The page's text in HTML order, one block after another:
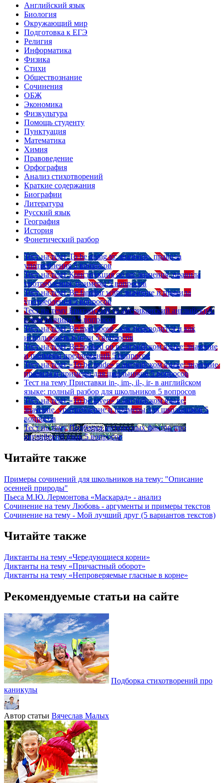
Английский язык
Биология
Окружающий мир
Подготовка к ЕГЭ
Религия
Информатика
Физика
Стихи
Обществознание
Сочинения
ОБЖ
Экономика
Физкультура
Помощь студенту
Пунктуация
Математика
Химия
Правоведение
Орфография
Анализ стихотворений
Краткие содержания
Биографии
Литература
Русский язык
География
История
Фонетический разбор
Тест на тему To be going to: значение, правила
употребления 5 вопросов
Тест на тему Конструкция go on: значения, правила
употребления, примеры 5 вопросов
Тест на тему Be familiar with: значение и правила
употребления 5 вопросов
Тест на тему Британский vs американский английский:
в чем разница? 5 вопросов
Тест на тему Be mad about - как переводится и как
использовать в речи 5 вопросов
Тест на тему Be hooked on в английском языке: значение
и примеры предложений 5 вопросов
Тест на тему «To be made» в английском языке: значение,
правила и примеры для школьников 5 вопросов
Тест на тему Приставки in-, im-, il-, ir- в английском
языке: полный разбор для школьников 5 вопросов
Тест на тему «To be given» в английском языке:
значение, употребление и примеры для школьников 5
вопросов
Тест на тему Подборка интересных фактов про
английский язык 5 вопросов
Читайте также
Примеры сочинений для школьников на тему: "Описание
осенней природы"
Пьеса М.Ю. Лермонтова «Маскарад» - анализ
Сочинение на тему Любовь - аргументы и примеры текстов
Сочинение на тему - Мой лучший друг (5 вариантов текстов)
Читайте также
Диктанты на тему «Чередующиеся корни»
Диктанты на тему «Причастный оборот»
Диктанты на тему «Непроверяемые гласные в корне»
Рекомендуемые статьи на сайте
Подборка стихотворений про
каникулы
Автор статьи Вячеслав Малых